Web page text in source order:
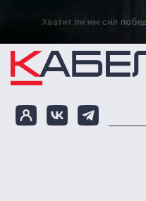
Перейти к основному